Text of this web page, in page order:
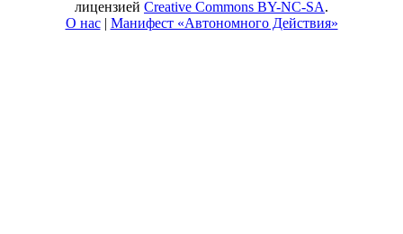
лицензией Creative Commons BY-NC-SA.
О нас| Манифест «Автономного Действия»